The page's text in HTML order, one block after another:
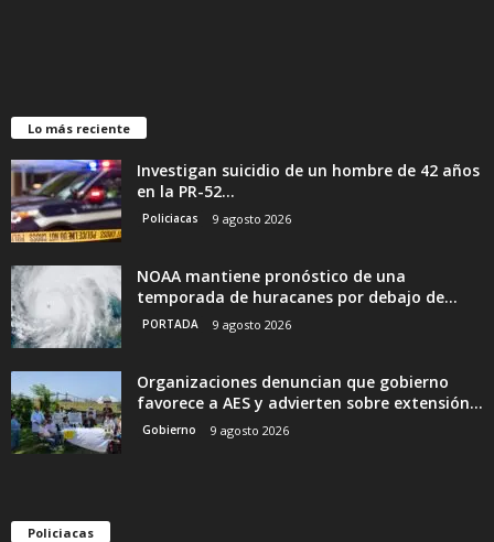
Lo más reciente
Investigan suicidio de un hombre de 42 años
en la PR-52...
Policiacas 9 agosto 2026
NOAA mantiene pronóstico de una
temporada de huracanes por debajo de...
PORTADA 9 agosto 2026
Organizaciones denuncian que gobierno
favorece a AES y advierten sobre extensión...
Gobierno 9 agosto 2026
Policiacas